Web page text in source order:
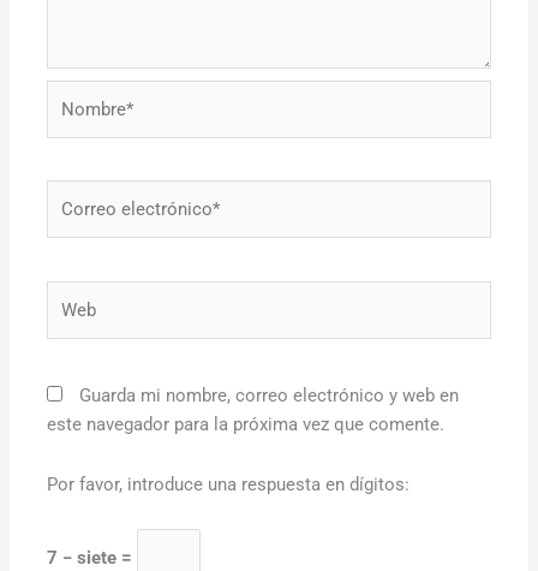
Guarda mi nombre, correo electrónico y web en
este navegador para la próxima vez que comente.
Por favor, introduce una respuesta en dígitos:
7 − siete =